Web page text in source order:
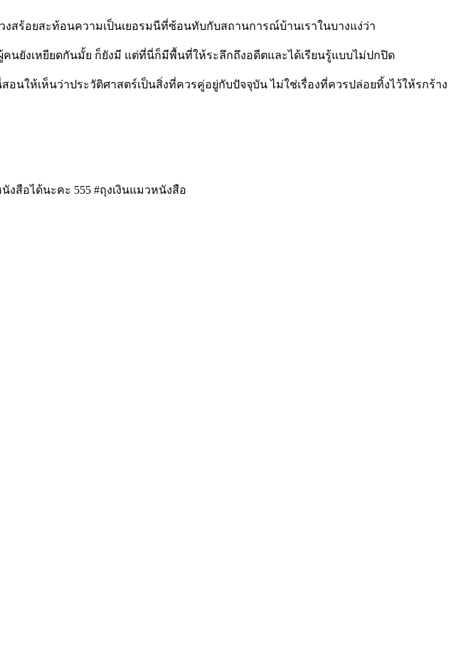
สร้อยสะท้อนความเป็นเยอรมนีที่ซ้อนทับกับสถานการณ์บ้านเราในบางแง่ว่า
ยังเหยียดกันมั้ย ก็ยังมี แต่ที่นี่ก็มีพื้นที่ให้ระลึกถึงอดีตและได้เรียนรู้แบบไม่ปกปิด
ให้เห็นว่าประวัติศาสตร์เป็นสิ่งที่ควรคู่อยู่กับปัจจุบัน ไม่ใช่เรื่องที่ควรปล่อยทิ้งไว้ให้รกร้าง
สือได้นะคะ 555 #ถุงเงินแมวหนังสือ